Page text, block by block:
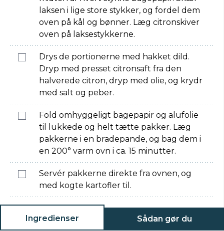
laksen i lige store stykker, og fordel dem
oven på kål og bønner. Læg citronskiver
oven på laksestykkerne.
Drys de portionerne med hakket dild.
Dryp med presset citronsaft fra den
halverede citron, dryp med olie, og krydr
med salt og peber.
Fold omhyggeligt bagepapir og alufolie
til lukkede og helt tætte pakker. Læg
pakkerne i en bradepande, og bag dem i
en 200° varm ovn i ca. 15 minutter.
Servér pakkerne direkte fra ovnen, og
med kogte kartofler til.
Ingredienser Sådan gør du